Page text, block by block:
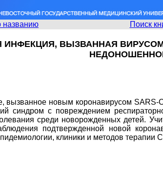
названию Поиск
ВЫЗВАННАЯ ВИРУСОМ
новым коронавирусом SARS-
синдром с повреждением
среди новорожденных детей.
подтвержденной новой
клиники и методов терапии